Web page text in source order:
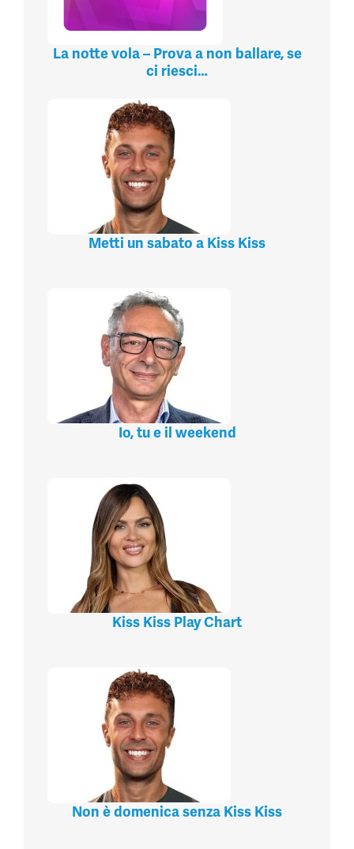
La notte vola – Prova a non ballare, se
ci riesci…
Metti un sabato a Kiss Kiss
Io, tu e il weekend
Kiss Kiss Play Chart
Non è domenica senza Kiss Kiss